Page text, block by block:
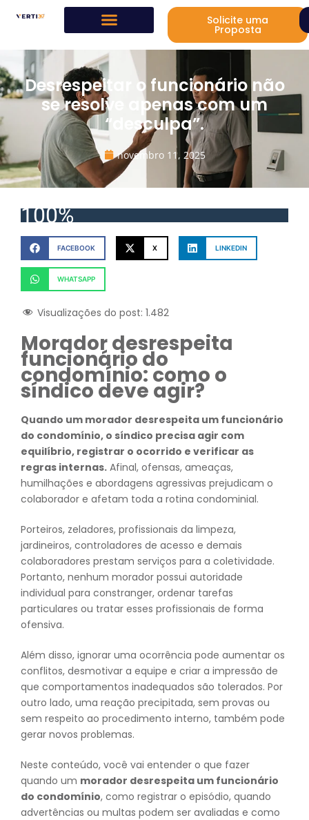
Solicite uma
Proposta
Desrespeitar o funcionário não
se resolve apenas com um
“desculpa”.
novembro 11, 2025
100%
FACEBOOK X LINKEDIN
WHATSAPP
Visualizações do post: 1.482
Morador desrespeita
funcionário do
condomínio: como o
síndico deve agir?
Quando um morador desrespeita um funcionário
do condomínio, o síndico precisa agir com
equilíbrio, registrar o ocorrido e verificar as
regras internas. Afinal, ofensas, ameaças,
humilhações e abordagens agressivas prejudicam o
colaborador e afetam toda a rotina condominial.
Porteiros, zeladores, profissionais da limpeza,
jardineiros, controladores de acesso e demais
colaboradores prestam serviços para a coletividade.
Portanto, nenhum morador possui autoridade
individual para constranger, ordenar tarefas
particulares ou tratar esses profissionais de forma
ofensiva.
Além disso, ignorar uma ocorrência pode aumentar os
conflitos, desmotivar a equipe e criar a impressão de
que comportamentos inadequados são tolerados. Por
outro lado, uma reação precipitada, sem provas ou
sem respeito ao procedimento interno, também pode
gerar novos problemas.
Neste conteúdo, você vai entender o que fazer
quando um morador desrespeita um funcionário
do condomínio, como registrar o episódio, quando
advertências ou multas podem ser avaliadas e como